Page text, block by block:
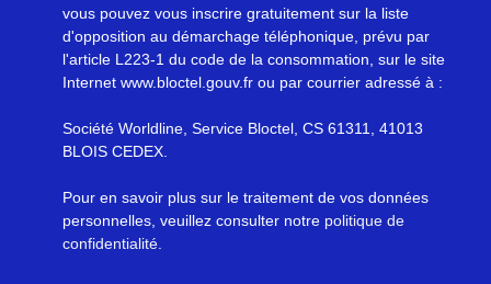
vous pouvez vous inscrire gratuitement sur la liste
d'opposition au démarchage téléphonique, prévu par
l'article L223-1 du code de la consommation, sur le site
Internet www.bloctel.gouv.fr ou par courrier adressé à :
Société Worldline, Service Bloctel, CS 61311, 41013
BLOIS CEDEX.
Pour en savoir plus sur le traitement de vos données
personnelles, veuillez consulter notre politique de
confidentialité